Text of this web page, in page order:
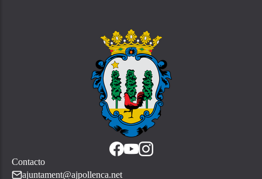
Contacto
ajuntament@ajpollenca.net